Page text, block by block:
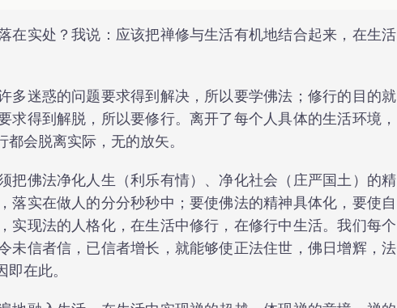
在实处？我说：应该把禅修与生活有机地结合起来，在生活
多迷惑的问题要求得到解决，所以要学佛法；修行的目的就
求得到解脱，所以要修行。离开了每个人具体的生活环境，
会脱离实际，无的放矢。
把佛法净化人生（利乐有情）、净化社会（庄严国土）的精
落实在做人的分分秒秒中；要使佛法的精神具体化，要使自
实现法的人格化，在生活中修行，在修行中生活。我们每个
未信者信，已信者增长，就能够使正法住世，佛日增辉，法
在此。